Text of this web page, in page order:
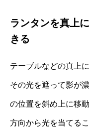
ランタンを真上
きる
テーブルなどの真上
その光を遮って影が
の位置を斜め上に移
方向から光を当てる